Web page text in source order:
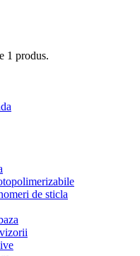
1 produs.
de sticla